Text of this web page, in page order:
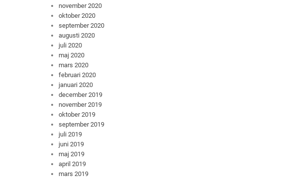
november 2020
oktober 2020
september 2020
augusti 2020
juli 2020
maj 2020
mars 2020
februari 2020
januari 2020
december 2019
november 2019
oktober 2019
september 2019
juli 2019
juni 2019
maj 2019
april 2019
mars 2019